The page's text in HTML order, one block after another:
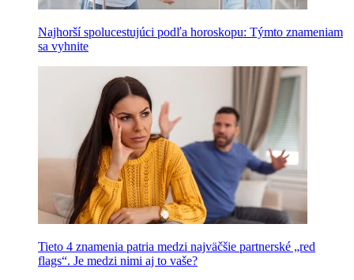
Najhorší spolucestujúci podľa horoskopu: Týmto znameniam
sa vyhnite
Tieto 4 znamenia patria medzi najväčšie partnerské „red
flags“. Je medzi nimi aj to vaše?